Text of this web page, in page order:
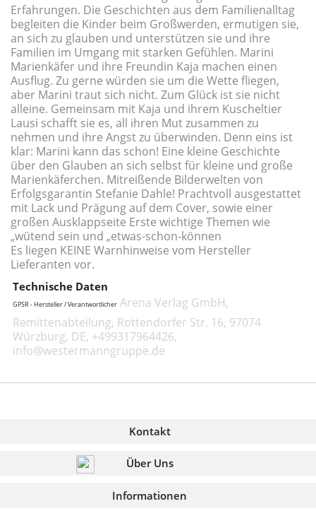
Erfahrungen. Die Geschichten aus dem Familienalltag
begleiten die Kinder beim Großwerden, ermutigen sie,
an sich zu glauben und unterstützen sie und ihre
Familien im Umgang mit starken Gefühlen. Marini
Marienkäfer und ihre Freundin Kaja machen einen
Ausflug. Zu gerne würden sie um die Wette fliegen,
aber Marini traut sich nicht. Zum Glück ist sie nicht
alleine. Gemeinsam mit Kaja und ihrem Kuscheltier
Lausi schafft sie es, all ihren Mut zusammen zu
nehmen und ihre Angst zu überwinden. Denn eins ist
klar: Marini kann das schon! Eine kleine Geschichte
über den Glauben an sich selbst für kleine und große
Marienkäferchen. Mitreißende Bilderwelten von
Erfolgsgarantin Stefanie Dahle! Prachtvoll ausgestattet
mit Lack und Prägung auf dem Cover, sowie einer
großen Ausklappseite Erste wichtige Themen wie
„wütend sein und „etwas-schon-können
Es liegen KEINE Warnhinweise vom Hersteller
Lieferanten vor.
Technische Daten
GPSR - Hersteller / Verantwortlicher Arena Verlag GmbH,
Remittenabteilung, Rottendorfer Str. 16, 97074
Würzburg, DE, +499317964426,
info@westermanngruppe.de
Kontakt
Über Uns
Informationen